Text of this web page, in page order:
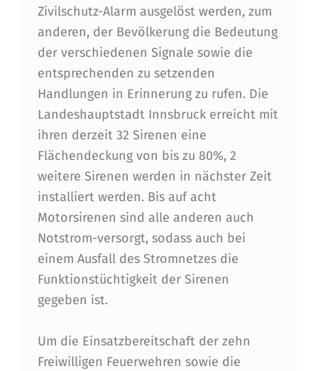
Zivilschutz-Alarm ausgelöst werden, zum
anderen, der Bevölkerung die Bedeutung
der verschiedenen Signale sowie die
entsprechenden zu setzenden
Handlungen in Erinnerung zu rufen. Die
Landeshauptstadt Innsbruck erreicht mit
ihren derzeit 32 Sirenen eine
Flächendeckung von bis zu 80%, 2
weitere Sirenen werden in nächster Zeit
installiert werden. Bis auf acht
Motorsirenen sind alle anderen auch
Notstrom-versorgt, sodass auch bei
einem Ausfall des Stromnetzes die
Funktionstüchtigkeit der Sirenen
gegeben ist.
Um die Einsatzbereitschaft der zehn
Freiwilligen Feuerwehren sowie die